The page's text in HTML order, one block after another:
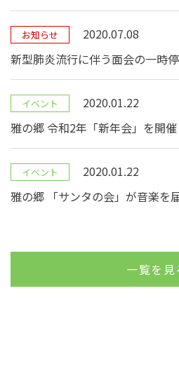
お知らせ
2020.07.08
新型肺炎流行に伴う面会の一時
イベント
2020.01.22
雅の郷 令和2年「新年会」を開
イベント
2020.01.22
雅の郷 「サンタの会」が音楽を
一覧を見